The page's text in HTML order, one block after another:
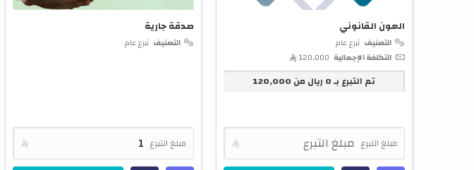
العون القانوني
التصنيف تبرع عام
التكلفة الإجمالية
تم التبرع بـ0 ريال من 120,000
مبلغ التبرع 
صدقة جارية
التصنيف تبرع عام
مبلغ التبرع 